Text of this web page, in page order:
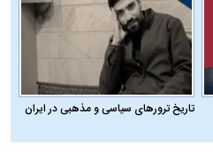
تاریخ ترورهای سیاسی و مذهبی در ایران